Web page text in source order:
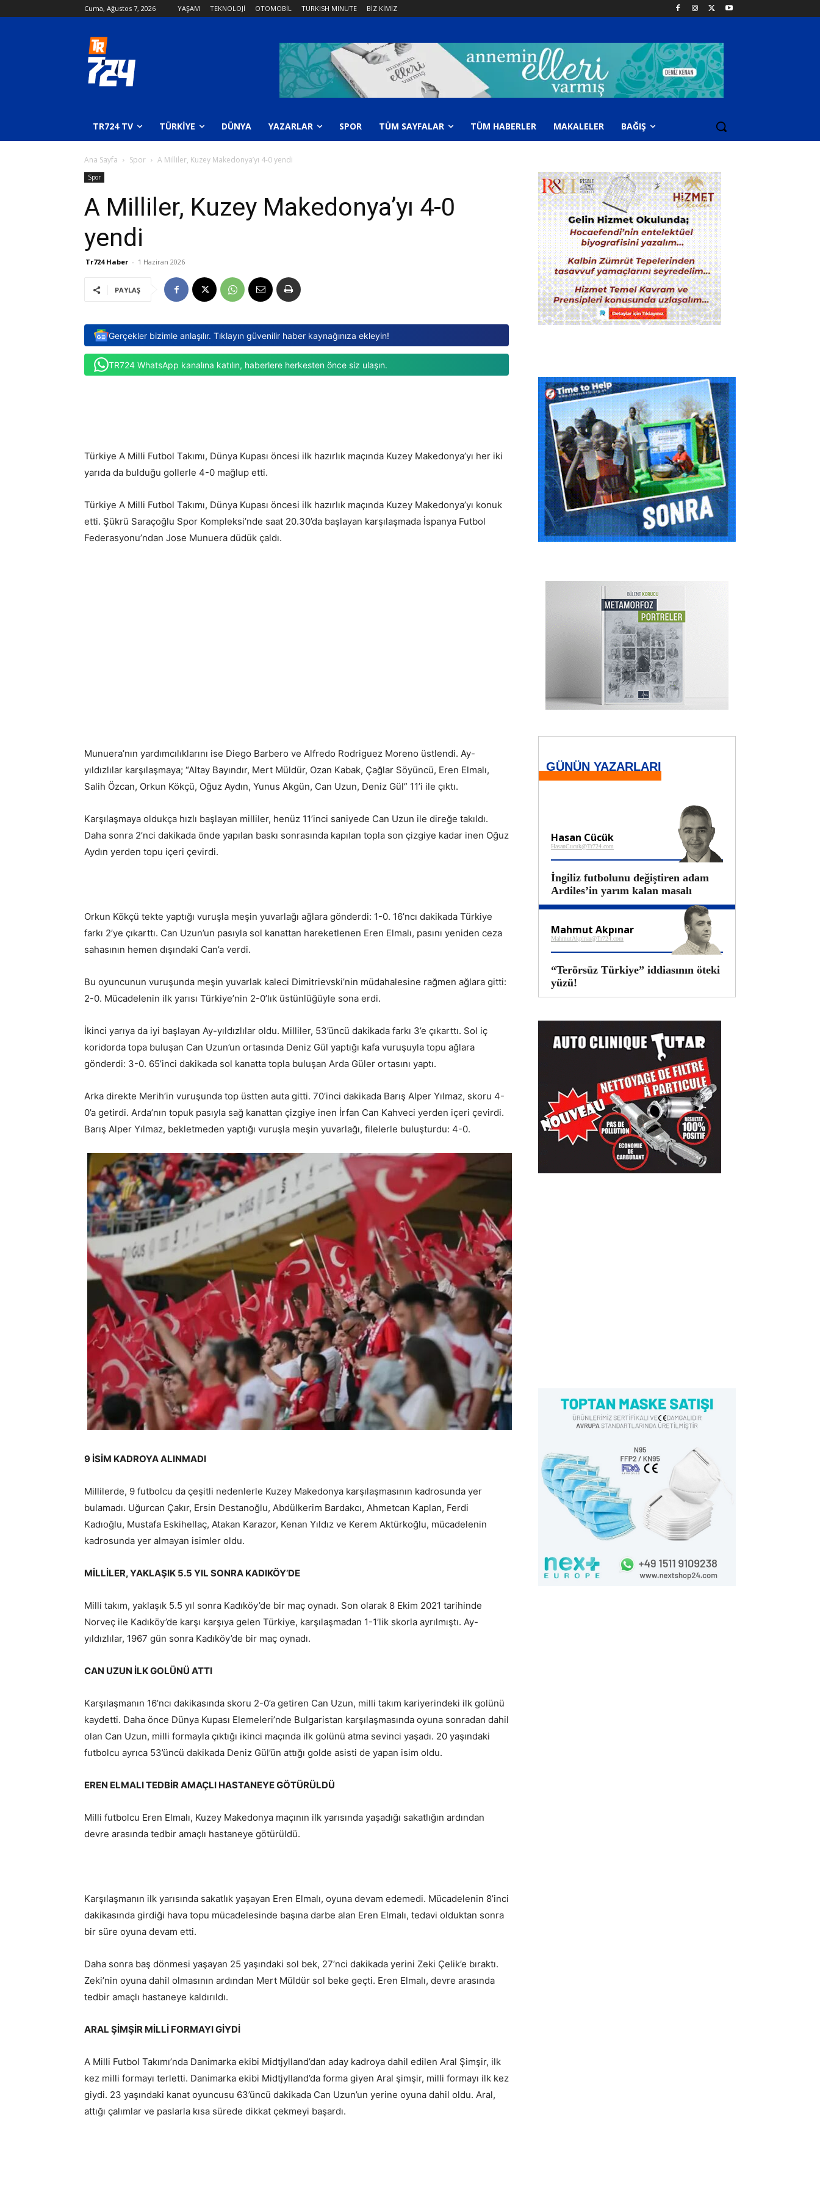
Cuma, Ağustos 7, 2026 YAŞAM TEKNOLOJİ OTOMOBİL TURKISH MINUTE BİZ KİMİZ
TR724 TV TÜRKIYE DÜNYA YAZARLAR SPOR TÜM SAYFALAR TÜM HABERLER MAKALELER BAĞIŞ
Ana Sayfa Spor A Milliler, Kuzey Makedonya’yı 4-0 yendi
Spor
A Milliler, Kuzey Makedonya’yı 4-0
yendi
Tr724 Haber - 1 Haziran 2026
PAYLAŞ
Gerçekler bizimle anlaşılır. Tıklayın güvenilir haber kaynağınıza ekleyin!
TR724 WhatsApp kanalına katılın, haberlere herkesten önce siz ulaşın.
Türkiye A Milli Futbol Takımı, Dünya Kupası öncesi ilk hazırlık maçında Kuzey Makedonya’yı her iki
yarıda da bulduğu gollerle 4-0 mağlup etti.
Türkiye A Milli Futbol Takımı, Dünya Kupası öncesi ilk hazırlık maçında Kuzey Makedonya’yı konuk
etti. Şükrü Saraçoğlu Spor Kompleksi’nde saat 20.30’da başlayan karşılaşmada İspanya Futbol
Federasyonu’ndan Jose Munuera düdük çaldı.
Munuera’nın yardımcılıklarını ise Diego Barbero ve Alfredo Rodriguez Moreno üstlendi. Ay-
yıldızlılar karşılaşmaya; “Altay Bayındır, Mert Müldür, Ozan Kabak, Çağlar Söyüncü, Eren Elmalı,
Salih Özcan, Orkun Kökçü, Oğuz Aydın, Yunus Akgün, Can Uzun, Deniz Gül” 11’i ile çıktı.
Karşılaşmaya oldukça hızlı başlayan milliler, henüz 11’inci saniyede Can Uzun ile direğe takıldı.
Daha sonra 2’nci dakikada önde yapılan baskı sonrasında kapılan topla son çizgiye kadar inen Oğuz
Aydın yerden topu içeri çevirdi.
Orkun Kökçü tekte yaptığı vuruşla meşin yuvarlağı ağlara gönderdi: 1-0. 16’ncı dakikada Türkiye
farkı 2’ye çıkarttı. Can Uzun’un pasıyla sol kanattan hareketlenen Eren Elmalı, pasını yeniden ceza
sahasının hemen dışındaki Can’a verdi.
Bu oyuncunun vuruşunda meşin yuvarlak kaleci Dimitrievski’nin müdahalesine rağmen ağlara gitti:
2-0. Mücadelenin ilk yarısı Türkiye’nin 2-0’lık üstünlüğüyle sona erdi.
İkinci yarıya da iyi başlayan Ay-yıldızlılar oldu. Milliler, 53’üncü dakikada farkı 3’e çıkarttı. Sol iç
koridorda topa buluşan Can Uzun’un ortasında Deniz Gül yaptığı kafa vuruşuyla topu ağlara
gönderdi: 3-0. 65’inci dakikada sol kanatta topla buluşan Arda Güler ortasını yaptı.
Arka direkte Merih’in vuruşunda top üstten auta gitti. 70’inci dakikada Barış Alper Yılmaz, skoru 4-
0’a getirdi. Arda’nın topuk pasıyla sağ kanattan çizgiye inen İrfan Can Kahveci yerden içeri çevirdi.
Barış Alper Yılmaz, bekletmeden yaptığı vuruşla meşin yuvarlağı, filelerle buluşturdu: 4-0.
9 İSİM KADROYA ALINMADI
Millilerde, 9 futbolcu da çeşitli nedenlerle Kuzey Makedonya karşılaşmasının kadrosunda yer
bulamadı. Uğurcan Çakır, Ersin Destanoğlu, Abdülkerim Bardakcı, Ahmetcan Kaplan, Ferdi
Kadıoğlu, Mustafa Eskihellaç, Atakan Karazor, Kenan Yıldız ve Kerem Aktürkoğlu, mücadelenin
kadrosunda yer almayan isimler oldu.
MİLLİLER, YAKLAŞIK 5.5 YIL SONRA KADIKÖY’DE
Milli takım, yaklaşık 5.5 yıl sonra Kadıköy’de bir maç oynadı. Son olarak 8 Ekim 2021 tarihinde
Norveç ile Kadıköy’de karşı karşıya gelen Türkiye, karşılaşmadan 1-1’lik skorla ayrılmıştı. Ay-
yıldızlılar, 1967 gün sonra Kadıköy’de bir maç oynadı.
CAN UZUN İLK GOLÜNÜ ATTI
Karşılaşmanın 16’ncı dakikasında skoru 2-0’a getiren Can Uzun, milli takım kariyerindeki ilk golünü
kaydetti. Daha önce Dünya Kupası Elemeleri’nde Bulgaristan karşılaşmasında oyuna sonradan dahil
olan Can Uzun, milli formayla çıktığı ikinci maçında ilk golünü atma sevinci yaşadı. 20 yaşındaki
futbolcu ayrıca 53’üncü dakikada Deniz Gül’ün attığı golde asisti de yapan isim oldu.
EREN ELMALI TEDBİR AMAÇLI HASTANEYE GÖTÜRÜLDÜ
Milli futbolcu Eren Elmalı, Kuzey Makedonya maçının ilk yarısında yaşadığı sakatlığın ardından
devre arasında tedbir amaçlı hastaneye götürüldü.
Karşılaşmanın ilk yarısında sakatlık yaşayan Eren Elmalı, oyuna devam edemedi. Mücadelenin 8’inci
dakikasında girdiği hava topu mücadelesinde başına darbe alan Eren Elmalı, tedavi olduktan sonra
bir süre oyuna devam etti.
Daha sonra baş dönmesi yaşayan 25 yaşındaki sol bek, 27’nci dakikada yerini Zeki Çelik’e bıraktı.
Zeki’nin oyuna dahil olmasının ardından Mert Müldür sol beke geçti. Eren Elmalı, devre arasında
tedbir amaçlı hastaneye kaldırıldı.
ARAL ŞİMŞİR MİLLİ FORMAYI GİYDİ
A Milli Futbol Takımı’nda Danimarka ekibi Midtjylland’dan aday kadroya dahil edilen Aral Şimşir, ilk
kez milli formayı terletti. Danimarka ekibi Midtjylland’da forma giyen Aral şimşir, milli formayı ilk kez
giydi. 23 yaşındaki kanat oyuncusu 63’üncü dakikada Can Uzun’un yerine oyuna dahil oldu. Aral,
attığı çalımlar ve paslarla kısa sürede dikkat çekmeyi başardı.
GÜNÜN YAZARLARI
Hasan Cücük
HasanCucuk@Tr724.com
İngiliz futbolunu değiştiren adam
Ardiles’in yarım kalan masalı
Mahmut Akpınar
MahmutAkpinar@Tr724.com
“Terörsüz Türkiye” iddiasının öteki
yüzü!